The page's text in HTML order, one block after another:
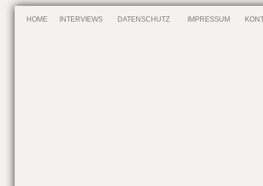
HOME INTERVIEWS DATENSCHUTZ IMPRESSUM